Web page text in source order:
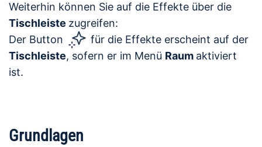
Weiterhin können Sie auf die Effekte über die
Tischleiste zugreifen:
Der Button
für die Effekte erscheint auf der
Tischleiste, sofern er im Menü Raum aktiviert
ist.
Grundlagen